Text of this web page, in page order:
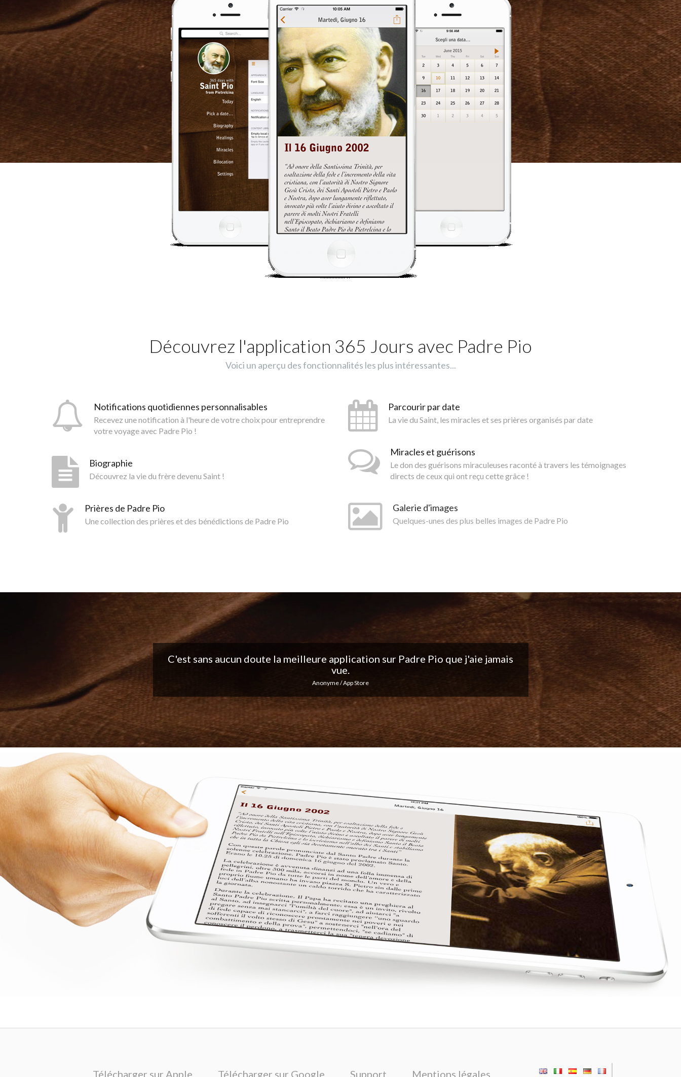
Découvrez l'application 365 Jours avec Padre Pio
Voici un aperçu des fonctionnalités les plus intéressantes...
Notifications quotidiennes personnalisables
Recevez une notification à l'heure de votre choix pour entreprendre
votre voyage avec Padre Pio !
Biographie
Découvrez la vie du frère devenu Saint !
Prières de Padre Pio
Une collection des prières et des bénédictions de Padre Pio
Parcourir par date
La vie du Saint, les miracles et ses prières organisés par date
Miracles et guérisons
Le don des guérisons miraculeuses raconté à travers les témoignages
directs de ceux qui ont reçu cette grâce !
Galerie d'images
Quelques-unes des plus belles images de Padre Pio
Belle application, j'adore les notifications quotidiennes... Continuez votre
excellent travail !
Télécharger sur Apple Télécharger sur Google Support Mentions légales |